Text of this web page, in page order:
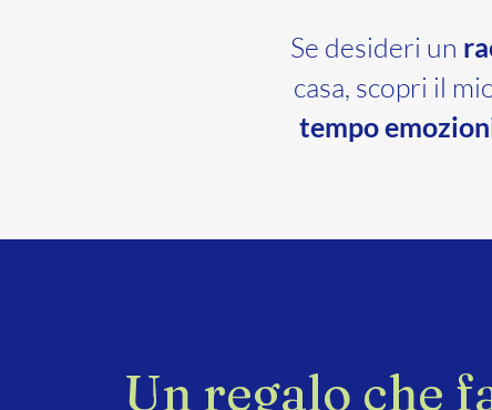
Se desideri un
casa, scopri il
tempo
Un regalo che